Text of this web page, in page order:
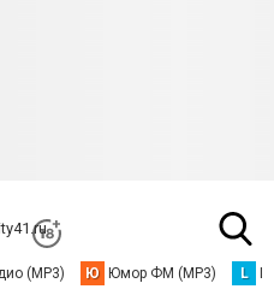
(MP3) Ю Юмор ФМ (MP3) L